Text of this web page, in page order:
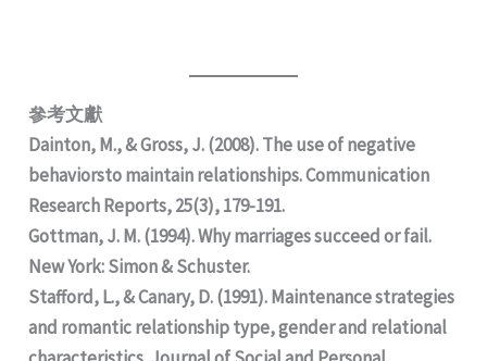
參考文獻
Dainton, M., & Gross, J. (2008). The use of negative
behaviorsto maintain relationships. Communication
Research Reports, 25(3), 179-191.
Gottman, J. M. (1994). Why marriages succeed or fail.
New York: Simon & Schuster.
Stafford, L., & Canary, D. (1991). Maintenance strategies
and romantic relationship type, gender and relational